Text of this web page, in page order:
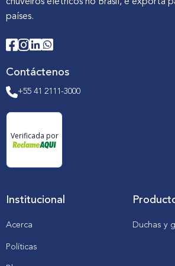
países.
Contáctenos
+55 41 2111-3000
Verificada por
Institucional
Acerca
Políticas
Duchas y